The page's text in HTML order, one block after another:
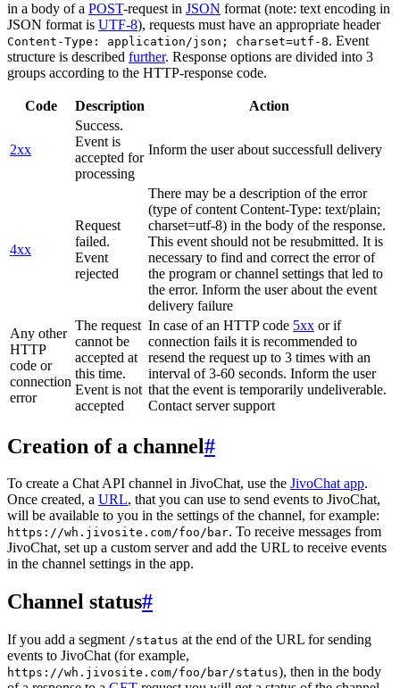
in a body of a POST-request in JSON format (note: text encoding in
JSON format is UTF-8), requests must have an appropriate header
Content-Type: application/json; charset=utf-8. Event
structure is described further. Response options are divided into 3
groups according to the HTTP-response code.
Code Description Action
2xx
Success.
Event is
accepted for
processing
Inform the user about successfull delivery
4xx
Request
failed.
Event
rejected
There may be a description of the error
(type of content Content-Type: text/plain;
charset=utf-8) in the body of the response.
This event should not be resubmitted. It is
necessary to find and correct the error of
the program or channel settings that led to
the error. Inform the user about the event
delivery failure
Any other
HTTP
code or
connection
error
The request
cannot be
accepted at
this time.
Event is not
accepted
In case of an HTTP code 5xx or if
connection fails it is recommended to
resend the request up to 3 times with an
interval of 3-60 seconds. Inform the user
that the event is temporarily undeliverable.
Contact server support
Creation of a channel#
To create a Chat API channel in JivoChat, use the JivoChat app.
Once created, a URL, that you can use to send events to JivoChat,
will be available to you in the settings of the channel, for example:
https://wh.jivosite.com/foo/bar. To receive messages from
JivoChat, set up a custom server and add the URL to receive events
in the channel settings in the app.
Channel status#
If you add a segment /status at the end of the URL for sending
events to JivoChat (for example,
https://wh.jivosite.com/foo/bar/status), then in the body